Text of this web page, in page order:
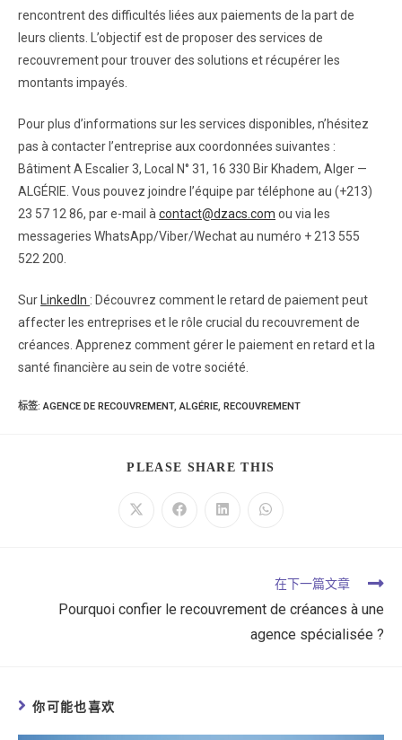
rencontrent des difficultés liées aux paiements de la part de
leurs clients. L’objectif est de proposer des services de
recouvrement pour trouver des solutions et récupérer les
montants impayés.
Pour plus d’informations sur les services disponibles, n’hésitez
pas à contacter l’entreprise aux coordonnées suivantes :
Bâtiment A Escalier 3, Local N° 31, 16 330 Bir Khadem, Alger —
ALGÉRIE. Vous pouvez joindre l’équipe par téléphone au (+213)
23 57 12 86, par e-mail à contact@dzacs.com ou via les
messageries WhatsApp/Viber/Wechat au numéro + 213 555
522 200.
Sur LinkedIn : Découvrez comment le retard de paiement peut
affecter les entreprises et le rôle crucial du recouvrement de
créances. Apprenez comment gérer le paiement en retard et la
santé financière au sein de votre société.
标签:AGENCE DE RECOUVREMENT, ALGÉRIE, RECOUVREMENT
PLEASE SHARE THIS
在下一篇文章
Pourquoi confier le recouvrement de créances à une
agence spécialisée ?
你可能也喜欢